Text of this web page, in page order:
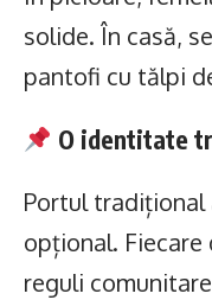
solide. În casă,
pantofi cu tălpi
O identitate
Portul tradițional
opțional.
reguli